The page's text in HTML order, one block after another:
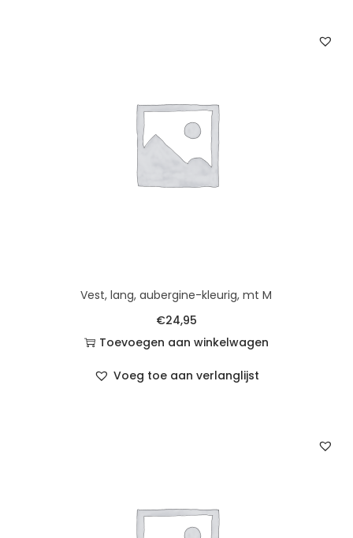
Vest, lang, aubergine-kleurig, mt M
€24,95
Toevoegen aan winkelwagen
Voeg toe aan verlanglijst